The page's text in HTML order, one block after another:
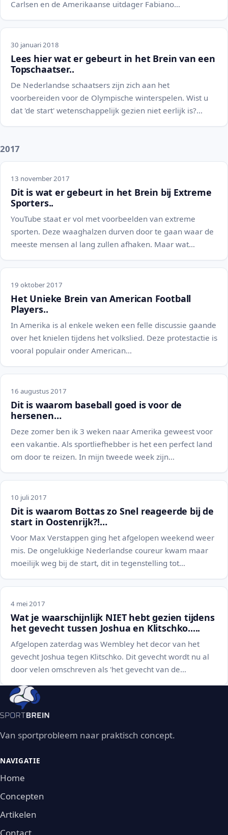
Carlsen en de Amerikaanse uitdager Fabiano…
30 januari 2018
Lees hier wat er gebeurt in het Brein van een
Topschaatser..
De Nederlandse schaatsers zijn zich aan het
voorbereiden voor de Olympische winterspelen. Wist u
dat 'de start' wetenschappelijk gezien niet eerlijk is?…
2017
13 november 2017
Dit is wat er gebeurt in het Brein bij Extreme
Sporters..
YouTube staat er vol met voorbeelden van extreme
sporten. Deze waaghalzen durven door te gaan waar de
meeste mensen al lang zullen afhaken. Maar wat…
19 oktober 2017
Het Unieke Brein van American Football
Players..
In Amerika is al enkele weken een felle discussie gaande
over het knielen tijdens het volkslied. Deze protestactie is
vooral populair onder American…
16 augustus 2017
Dit is waarom baseball goed is voor de
hersenen…
Deze zomer ben ik 3 weken naar Amerika geweest voor
een vakantie. Als sportliefhebber is het een perfect land
om door te reizen. In mijn tweede week zijn…
10 juli 2017
Dit is waarom Bottas zo Snel reageerde bij de
start in Oostenrijk?!…
Voor Max Verstappen ging het afgelopen weekend weer
mis. De ongelukkige Nederlandse coureur kwam maar
moeilijk weg bij de start, dit in tegenstelling tot…
4 mei 2017
Wat je waarschijnlijk NIET hebt gezien tijdens
het gevecht tussen Joshua en Klitschko.....
Afgelopen zaterdag was Wembley het decor van het
gevecht Joshua tegen Klitschko. Dit gevecht wordt nu al
door velen omschreven als 'het gevecht van de…
Van sportprobleem naar praktisch concept.
NAVIGATIE
Home
Concepten
Artikelen
Contact